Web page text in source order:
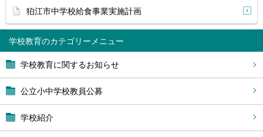
学校教育
学校教育に関するお知らせ
公立小中学校教員公募
学校紹介
狛江市中学校給食事業実施計画